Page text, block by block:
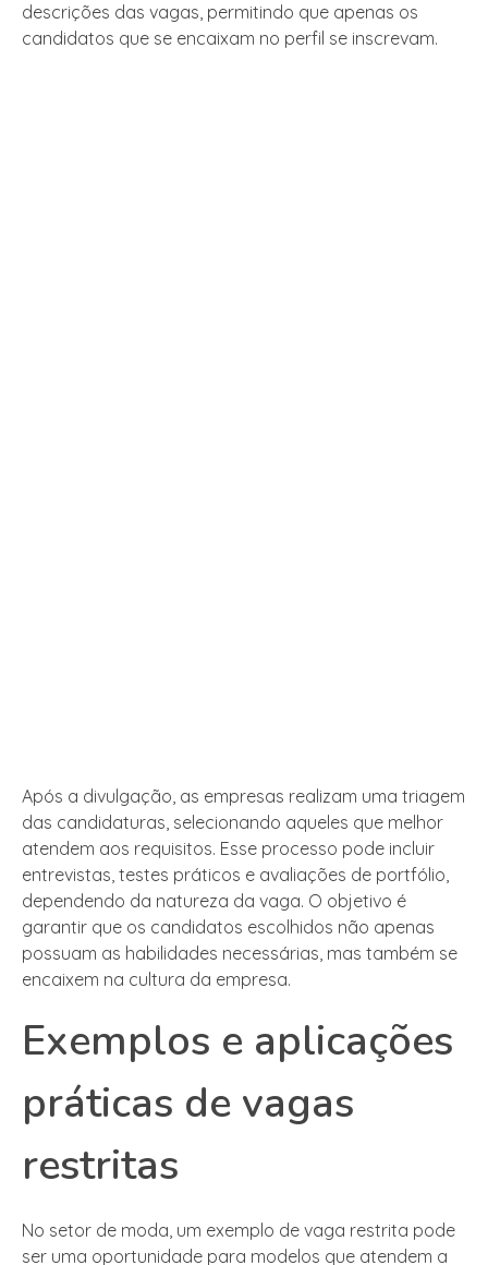
descrições das vagas, permitindo que apenas os
candidatos que se encaixam no perfil se inscrevam.
Após a divulgação, as empresas realizam uma triagem
das candidaturas, selecionando aqueles que melhor
atendem aos requisitos. Esse processo pode incluir
entrevistas, testes práticos e avaliações de portfólio,
dependendo da natureza da vaga. O objetivo é
garantir que os candidatos escolhidos não apenas
possuam as habilidades necessárias, mas também se
encaixem na cultura da empresa.
Exemplos e aplicações
práticas de vagas
restritas
No setor de moda, um exemplo de vaga restrita pode
ser uma oportunidade para modelos que atendem a